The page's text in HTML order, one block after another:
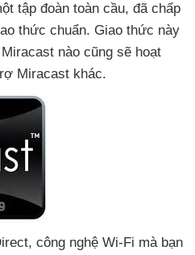
tập đoàn toàn cầu, đã chấp
thức chuẩn. Giao thức này
nào cũng sẽ hoạt
Miracast khác.
, công nghệ Wi-Fi mà bạn